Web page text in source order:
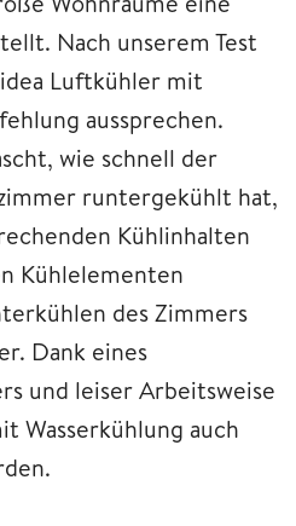
Nach unserem Test
Luftkühler mit
aussprechen.
wie schnell der
runtergekühlt hat,
Kühlinhalten
Kühlelementen
des Zimmers
Dank eines
und leiser Arbeitsweise
Wasserkühlung auch